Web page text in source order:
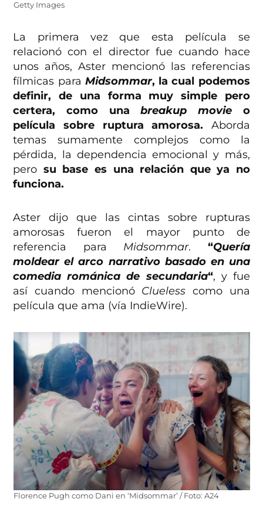
Getty Images
La primera vez que esta película se
relacionó con el director fue cuando hace
unos años, Aster mencionó las referencias
fílmicas para Midsommar, la cual podemos
definir, de una forma muy simple pero
certera, como unabreakup movieo
película sobre ruptura amorosa. Aborda
temas sumamente complejos como la
pérdida, la dependencia emocional y más,
pero su base es una relación que ya no
funciona.
Aster dijo que las cintas sobre rupturas
amorosas fueron el mayor punto de
referencia para Midsommar. “Quería
moldear el arco narrativo basado en una
comedia románica de secundaria“, y fue
así cuando mencionó Clueless como una
película que ama (vía IndieWire).
Florence Pugh como Dani en ‘Midsommar’ / Foto: A24